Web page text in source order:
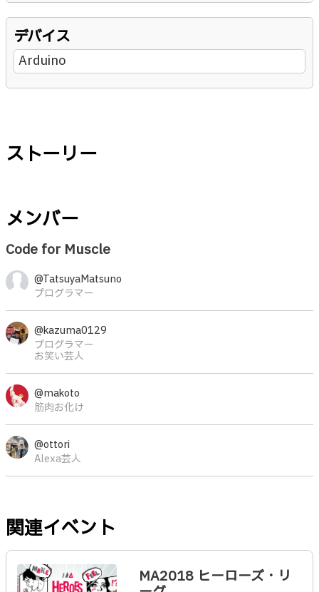
デバイス
Arduino
ストーリー
メンバー
Code for Muscle
@TatsuyaMatsuno
プログラマー
@kazuma0129
プログラマー
お笑い芸人
@makoto
筋肉お化け
@ottori
Alexa芸人
関連イベント
MA2018 ヒーローズ・リ